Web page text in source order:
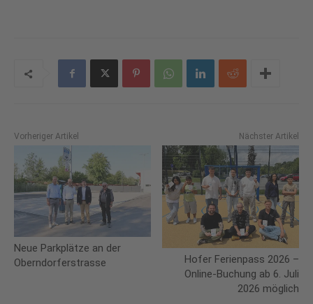
Vorheriger Artikel
Neue Parkplätze an der
Oberndorferstrasse
Nächster Artikel
Hofer Ferienpass 2026 –
Online-Buchung ab 6. Juli
2026 möglich